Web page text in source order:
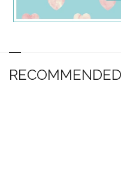
RECOMMENDED